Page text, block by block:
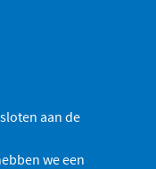
aan de
we een